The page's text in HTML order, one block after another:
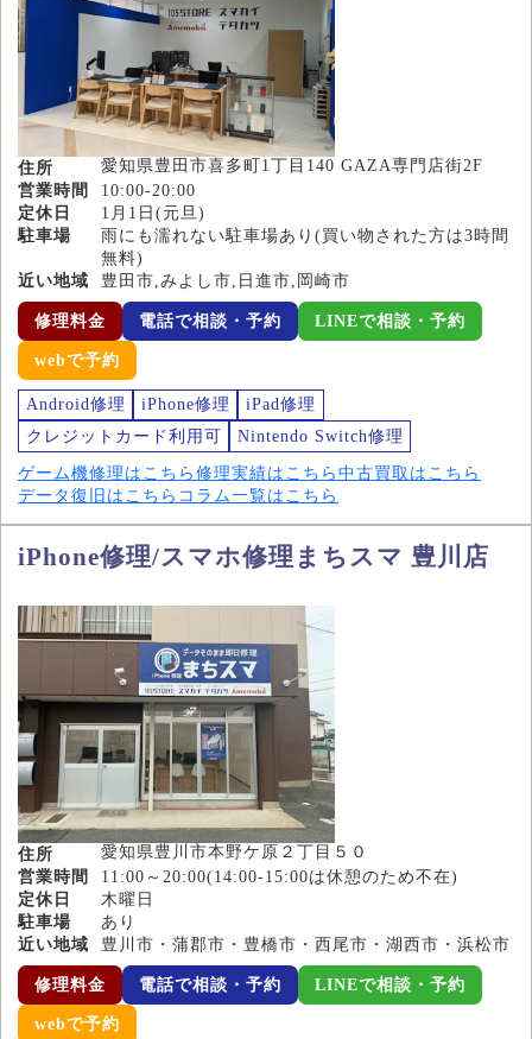
住所
愛知県豊田市喜多町1丁目140 GAZA専門店街2F
営業時間
10:00-20:00
定休日
1月1日(元旦)
駐車場
雨にも濡れない駐車場あり(買い物された方は3時間
無料)
近い地域
豊田市,みよし市,日進市,岡崎市
修理料金 電話で相談・予約 LINEで相談・予約
webで予約
Android修理 iPhone修理
iPad修理
クレジットカード利用可
Nintendo Switch修理
ゲーム機修理はこちら 修理実績はこちら 中古買取はこちら
データ復旧はこちら コラム一覧はこちら
iPhone修理/スマホ修理まちスマ 豊川店
住所
愛知県豊川市本野ケ原２丁目５０
営業時間
11:00～20:00(14:00-15:00は休憩のため不在)
定休日
木曜日
駐車場
あり
近い地域
豊川市・蒲郡市・豊橋市・西尾市・湖西市・浜松市
修理料金 電話で相談・予約 LINEで相談・予約
webで予約